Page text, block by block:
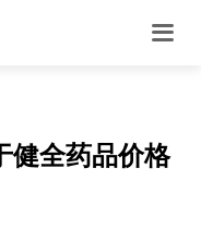
健全药品价格